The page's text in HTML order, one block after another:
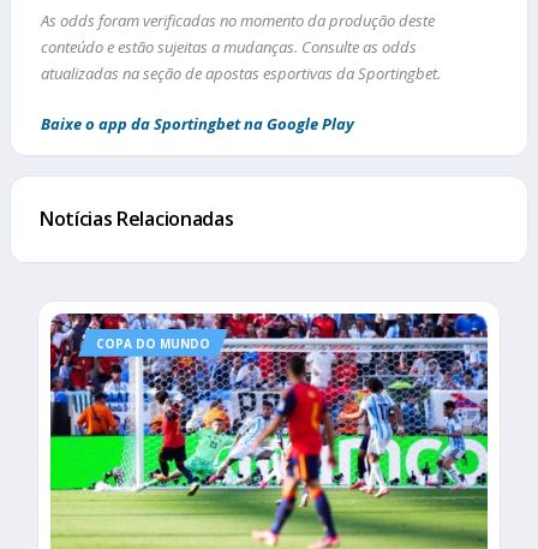
As odds foram verificadas no momento da produção deste
conteúdo e estão sujeitas a mudanças. Consulte as odds
atualizadas na seção de apostas esportivas da Sportingbet.
Baixe o app da Sportingbet na Google Play
Notícias Relacionadas
COPA DO MUNDO